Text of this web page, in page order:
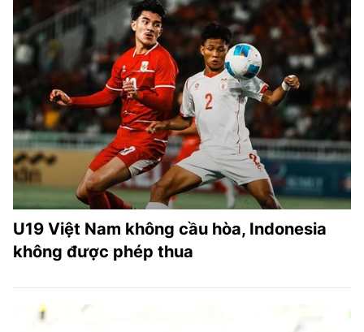
U19 Việt Nam không cầu hòa, Indonesia
không được phép thua